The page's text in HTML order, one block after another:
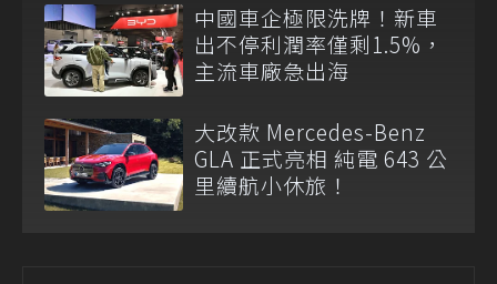
中國車企極限洗牌！新車
出不停利潤率僅剩1.5%，
主流車廠急出海
大改款 Mercedes-Benz
GLA 正式亮相 純電 643 公
里續航小休旅！